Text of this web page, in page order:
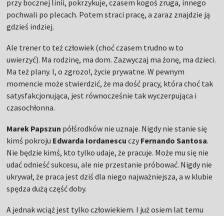
przy bocznej linii, pokrzykuje, czasem kogoś zruga, innego
pochwali po plecach. Potem straci pracę, a zaraz znajdzie ją
gdzieś indziej.
Ale trener to też człowiek (choć czasem trudno w to
uwierzyć). Ma rodzinę, ma dom. Zazwyczaj ma żonę, ma dzieci.
Ma też plany. I, o zgrozo!, życie prywatne. W pewnym
momencie może stwierdzić, że ma dość pracy, która choć tak
satysfakcjonująca, jest równocześnie tak wyczerpująca i
czasochłonna.
Marek Papszun półśrodków nie uznaje. Nigdy nie stanie się
kimś pokroju Edwarda Iordanescu czy Fernando Santosa.
Nie będzie kimś, kto tylko udaje, że pracuje. Może mu się nie
udać odnieść sukcesu, ale nie przestanie próbować. Nigdy nie
ukrywał, że praca jest dziś dla niego najważniejsza, a w klubie
spędza dużą część doby.
A jednak wciąż jest tylko człowiekiem. I już osiem lat temu